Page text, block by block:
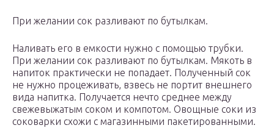
При желании сок разливают по бутылкам.
Наливать его в емкости нужно с помощью трубки.
При желании сок разливают по бутылкам. Мякоть в
напиток практически не попадает. Полученный сок
не нужно процеживать, взвесь не портит внешнего
вида напитка. Получается нечто среднее между
свежевыжатым соком и компотом. Овощные соки из
соковарки схожи с магазинными пакетированными.